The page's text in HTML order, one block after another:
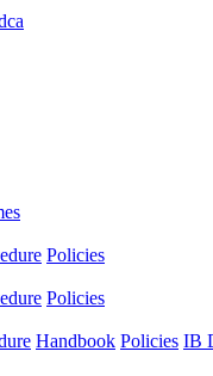
Policies
Policies
Handbook Policies IB